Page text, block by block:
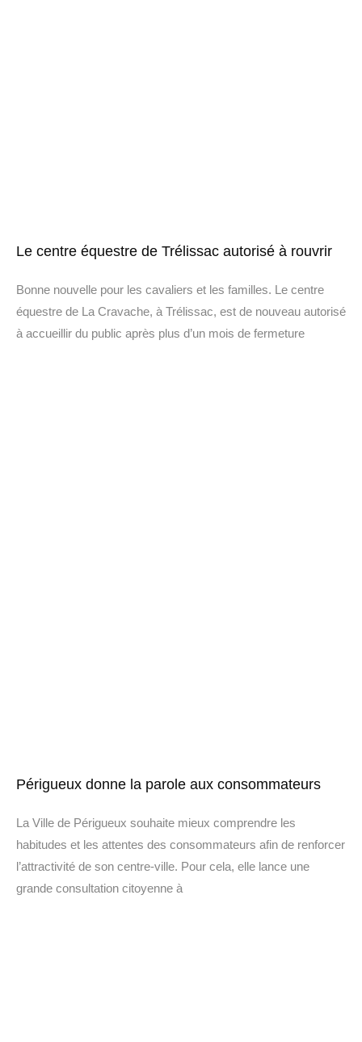
Le centre équestre de Trélissac autorisé à rouvrir
Bonne nouvelle pour les cavaliers et les familles. Le centre
équestre de La Cravache, à Trélissac, est de nouveau autorisé
à accueillir du public après plus d’un mois de fermeture
Périgueux donne la parole aux consommateurs
La Ville de Périgueux souhaite mieux comprendre les
habitudes et les attentes des consommateurs afin de renforcer
l’attractivité de son centre-ville. Pour cela, elle lance une
grande consultation citoyenne à